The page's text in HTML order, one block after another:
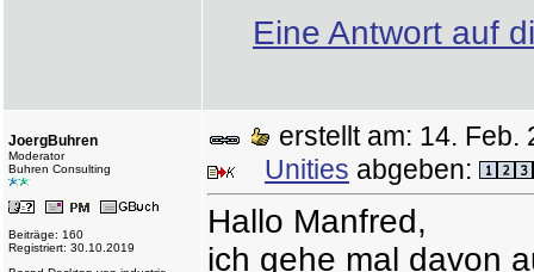
Eine Antwort auf
JoergBuhren
Moderator
Buhren Consulting
Beiträge: 160
Registriert: 30.10.2019
erstellt am: 14.
Unities abgeben:
Hallo Manfred,
ich gehe mal davon